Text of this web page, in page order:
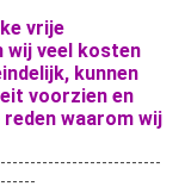
vrije
wij veel kosten
kunnen
voorzien en
waarom wij